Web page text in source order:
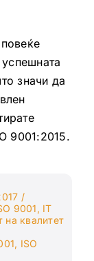
значи да
9001:2015.
/
9001 , IT
квалитет
, ISO